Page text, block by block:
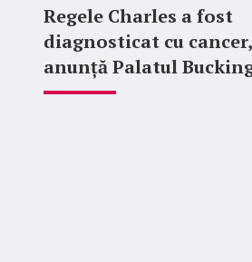
Regele Charles a fost
diagnosticat cu cancer,
anunță Palatul